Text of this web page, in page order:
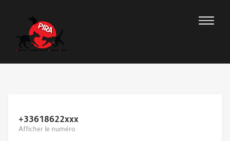
+33618622xxx
Afficher le numéro